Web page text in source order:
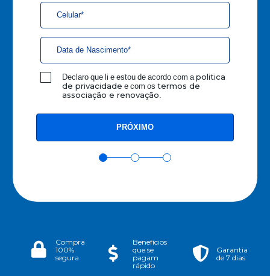
Declaro que li e estou de acordo com apolitica
de privacidade e com os termos de
associação e renovação.
Compra
100%
segura
Benefícios
que se
pagam
rápido
Garantia
de 7 dias